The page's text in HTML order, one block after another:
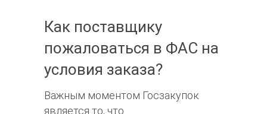
Как поставщику
пожаловаться в ФАС на
условия заказа?
Важным моментом Госзакупок
является то, что